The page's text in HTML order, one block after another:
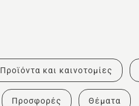
Προϊόντα και καινοτομίες
Προσφορές Θέματα